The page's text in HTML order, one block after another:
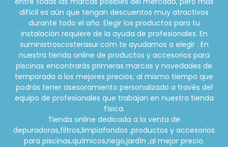
difícil es aún que tengan descuentos muy atractivos
durante todo el año. Elegir los productos para tu
instalación requiere de la ayuda de profesionales. En
suministroscosterasur.com te ayudamos a elegir . En
nuestra tienda online de productos y accesorios para
piscinas encontrarás primeras marcas y novedades de
temporada a los mejores precios; al mismo tiempo que
podrás tener asesoramiento personalizado a través del
equipo de profesionales que trabajan en nuestra tienda
física.
Tienda online dedicada a la venta de
depuradoras,filtros,limpiafondos ,productos y accesorios
para piscinas,químicos,riego,jardín ,al mejor precio.